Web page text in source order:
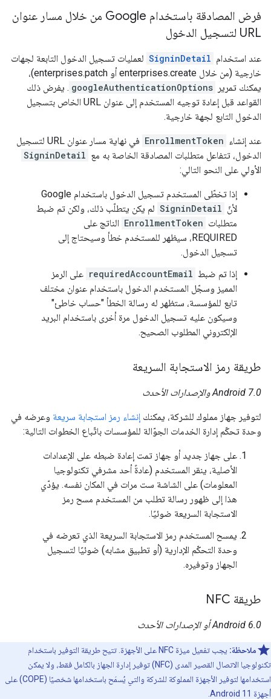
فرض المصادقة باستخدام Google من خلال مسار عنوان
URL لتسجيل الدخول
عند استخدام SigninDetail لعمليات تسجيل الدخول التابعة لجهات
خارجية (من خلال enterprises.create أو enterprises.patch)،
يمكنك تمرير googleAuthenticationOptions . يفرض ذلك
القواعد قبل إعادة توجيه المستخدم إلى عنوان URL الخاص بتسجيل
الدخول التابع لجهة خارجية.
عند إنشاء EnrollmentToken
في نهاية مسار عنوان URL لتسجيل
الدخول، تتفاعل متطلبات المصادقة الخاصة به مع SigninDetail
الأولي على النحو التالي:
إذا تخطّى المستخدم تسجيل الدخول باستخدام Google
لأنّ SigninDetail لم يكن يتطلّب ذلك، ولكن تم ضبط
متطلبات EnrollmentToken الناتج على
REQUIRED، سيظهر للمستخدم خطأ وسيحتاج إلى
تسجيل الدخول.
إذا تم ضبط requiredAccountEmail على الرمز
المميز وسجّل المستخدم الدخول باستخدام عنوان مختلف
تابع للمؤسسة، ستظهر له رسالة الخطأ "حساب خاطئ"
وسيكون عليه تسجيل الدخول مرة أخرى باستخدام البريد
الإلكتروني المطلوب الصحيح.
طريقة رمز الاستجابة السريعة
Android 7.0 والإصدارات الأحدث
لتوفير جهاز مملوك للشركة، يمكنك إنشاء رمز استجابة سريعة وعرضه في
وحدة تحكّم إدارة الخدمات الجوّالة للمؤسسات باتّباع الخطوات التالية:
على جهاز جديد أو جهاز تمت إعادة ضبطه على الإعدادات
الأصلية، ينقر المستخدم (عادةً أحد مشرفي تكنولوجيا
المعلومات) على الشاشة ست مرات في المكان نفسه. يؤدّي
هذا إلى ظهور رسالة تطلب من المستخدم مسح رمز
الاستجابة السريعة ضوئيًا.
يمسح المستخدم رمز الاستجابة السريعة الذي تعرضه في
وحدة التحكّم الإدارية (أو تطبيق مشابه) ضوئيًا لتسجيل
الجهاز وتوفيره.
طريقة NFC
‫Android 6.0 أو الإصدارات الأحدث
ملاحظة:
يجب تفعيل ميزة NFC على الأجهزة. تتيح طريقة التوفير باستخدام
تكنولوجيا الاتصال القصير المدى (NFC) توفير إدارة الجهاز بالكامل فقط، ولا يمكن
استخدامها لتوفير الأجهزة المملوكة للشركة والتي يُسمَح باستخدامها شخصيًا (COPE) على
أجهزة Android 11.